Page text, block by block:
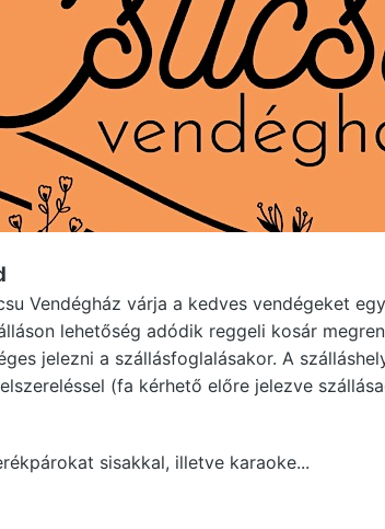
Vendégház várja a kedves vendégeket
lehetőség adódik reggeli kosár
jelezni a szállásfoglalásakor. A
(fa kérhető előre jelezve
sisakkal, illetve karaoke...